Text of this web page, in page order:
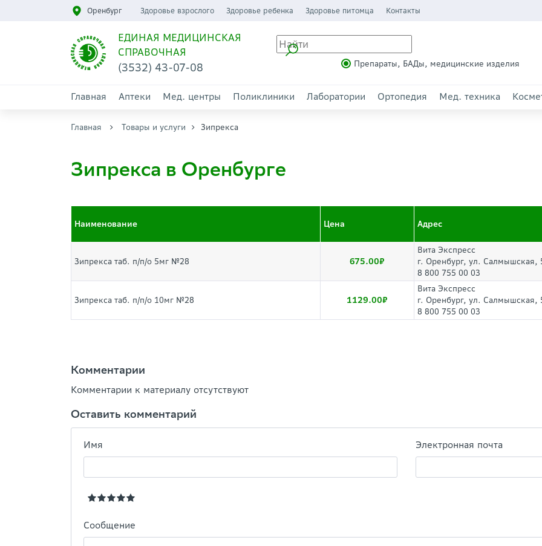
Оренбург Здоровье взрослого Здоровье ребенка Здоровье питомца Контакты
ЕДИНАЯ МЕДИЦИНСКАЯ
СПРАВОЧНАЯ
(3532) 43-07-08 Препараты, БАДы, медицинские изделия
Главная Аптеки Мед. центры Поликлиники Лаборатории Ортопедия Мед. техника
Главная Товары и услуги Зипрекса
Зипрекса в Оренбурге
Наименование Цена Адрес
Зипрекса таб. п/п/о 5мг №28 675.00
Вита Экспресс
г. Оренбург, ул. Салмышская,
8 800 755 00 03
Зипрекса таб. п/п/о 10мг №28 1129.00
Вита Экспресс
г. Оренбург, ул. Салмышская,
8 800 755 00 03
Комментарии
Комментарии к материалу отсутствуют
Оставить комментарий
Имя Электронная почта
Сообщение